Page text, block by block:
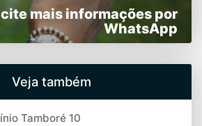
mais informações por
WhatsApp
Veja também
Tamboré 10